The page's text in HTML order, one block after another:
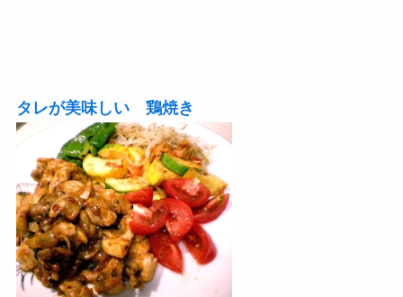
タレが美味しい 鶏焼き